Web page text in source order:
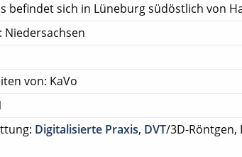
befindet sich in Lüneburg südöstlich von
Niedersachsen
von: KaVo
Digitalisierte Praxis, DVT/3D-Röntgen,